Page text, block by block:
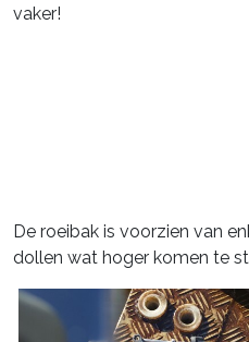
vaker!
De roeibak is voorzien van
dollen wat hoger komen te